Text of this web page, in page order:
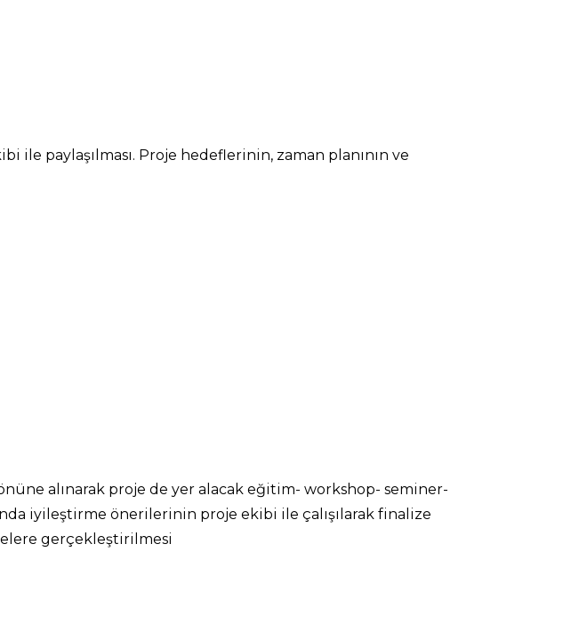
ile paylaşılması. Proje hedeflerinin, zaman planının ve
önüne alınarak proje de yer alacak eğitim- workshop- seminer-
iyileştirme önerilerinin proje ekibi ile çalışılarak finalize
gerçekleştirilmesi